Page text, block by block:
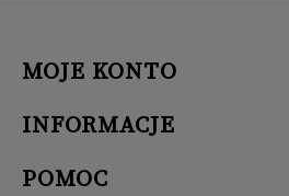
MOJE KONTO
INFORMACJE
POMOC